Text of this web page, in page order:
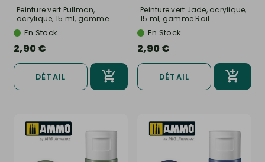
Peinture vert Pullman,
acrylique, 15 ml, gamme
Rail...En Stock
2,90 €
DÉTAIL
Peinture vert Jade, acrylique,
15 ml, gamme Rail...
En Stock
2,90 €
DÉTAIL